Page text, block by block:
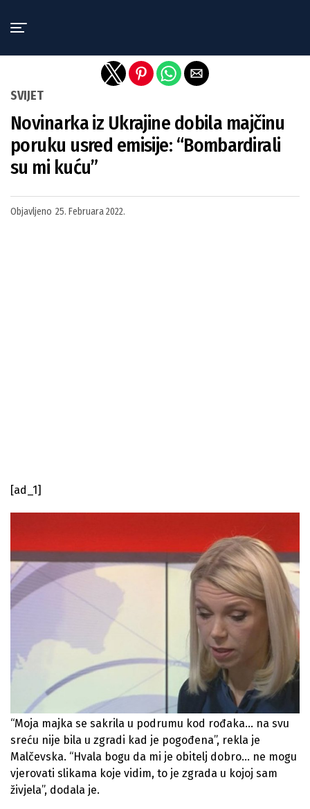
SVIJET
Novinarka iz Ukrajine dobila majčinu
poruku usred emisije: “Bombardirali
su mi kuću”
Objavljeno 25. Februara 2022.
[ad_1]
“Moja majka se sakrila u podrumu kod rođaka… na svu
sreću nije bila u zgradi kad je pogođena”, rekla je
Malčevska. “Hvala bogu da mi je obitelj dobro… ne mogu
vjerovati slikama koje vidim, to je zgrada u kojoj sam
živjela”, dodala je.